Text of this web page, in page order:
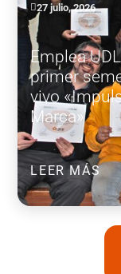
27 julio, 2026
Emplea
primer
vivo
Marca»
LEER MÁS